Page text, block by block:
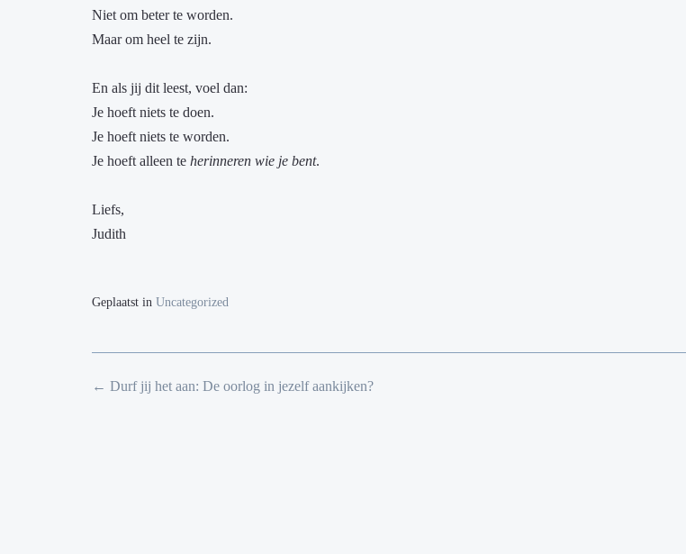
Niet om beter te worden.
Maar om heel te zijn.
En als jij dit leest, voel dan:
Je hoeft niets te doen.
Je hoeft niets te worden.
Je hoeft alleen te herinneren wie je bent.
Liefs,
Judith
Geplaatst in Uncategorized
Bericht
← Durf jij het aan: De oorlog in jezelf aankijken?